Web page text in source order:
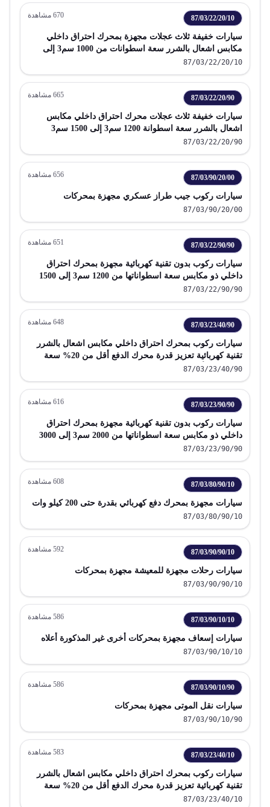
87/03/22/20/10
670 مشاهدة
سيارات خفيفة ثلاث عجلات مجهزة بمحرك احتراق داخلي
مكابس اشعال بالشرر سعة اسطوانات من 1000 سم3 إلى
1200 سم3
87/03/22/20/10
87/03/22/20/90
665 مشاهدة
سيارات خفيفة ثلاث عجلات محرك احتراق داخلي مكابس
اشعال بالشرر سعة اسطوانة 1200 سم3 إلى 1500 سم3
87/03/22/20/90
87/03/90/20/00
656 مشاهدة
سيارات ركوب جيب طراز عسكري مجهزة بمحركات
87/03/90/20/00
87/03/22/90/90
651 مشاهدة
سيارات ركوب بدون تقنية كهربائية مجهزة بمحرك احتراق
داخلي ذو مكابس سعة اسطواناتها من 1200 سم3 إلى 1500
سم3
87/03/22/90/90
87/03/23/40/90
648 مشاهدة
سيارات ركوب بمحرك احتراق داخلي مكابس اشعال بالشرر
تقنية كهربائية تعزيز قدرة محرك الدفع أقل من 20% سعة
الداخلة في البند 87 02 تشمل سيارات الاستيشن و سيارات
السباق
87/03/23/40/90
87/03/23/90/90
616 مشاهدة
سيارات ركوب بدون تقنية كهربائية مجهزة بمحرك احتراق
داخلي ذو مكابس سعة اسطواناتها من 2000 سم3 إلى 3000
سم3
87/03/23/90/90
87/03/80/90/10
608 مشاهدة
سيارات مجهزة بمحرك دفع كهربائي بقدرة حتى 200 كيلو وات
87/03/80/90/10
87/03/90/90/10
592 مشاهدة
سيارات رحلات مجهزة للمعيشة مجهزة بمحركات
87/03/90/90/10
87/03/90/10/10
586 مشاهدة
سيارات إسعاف مجهزة بمحركات أخرى غير المذكورة أعلاه
87/03/90/10/10
87/03/90/10/90
586 مشاهدة
سيارات نقل الموتى مجهزة بمحركات
87/03/90/10/90
87/03/23/40/10
583 مشاهدة
سيارات ركوب بمحرك احتراق داخلي مكابس اشعال بالشرر
تقنية كهربائية تعزيز قدرة محرك الدفع أقل من 20% سعة
87/03/23/40/10